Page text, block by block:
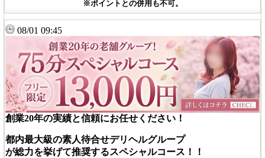
※ポイントとの併用も不可。
08/01 09:45
創業20年の実績と信頼にお任せください！
都内最大級の素人待合せデリヘルグループ
が総力を挙げて推奨するスペシャルコース！！